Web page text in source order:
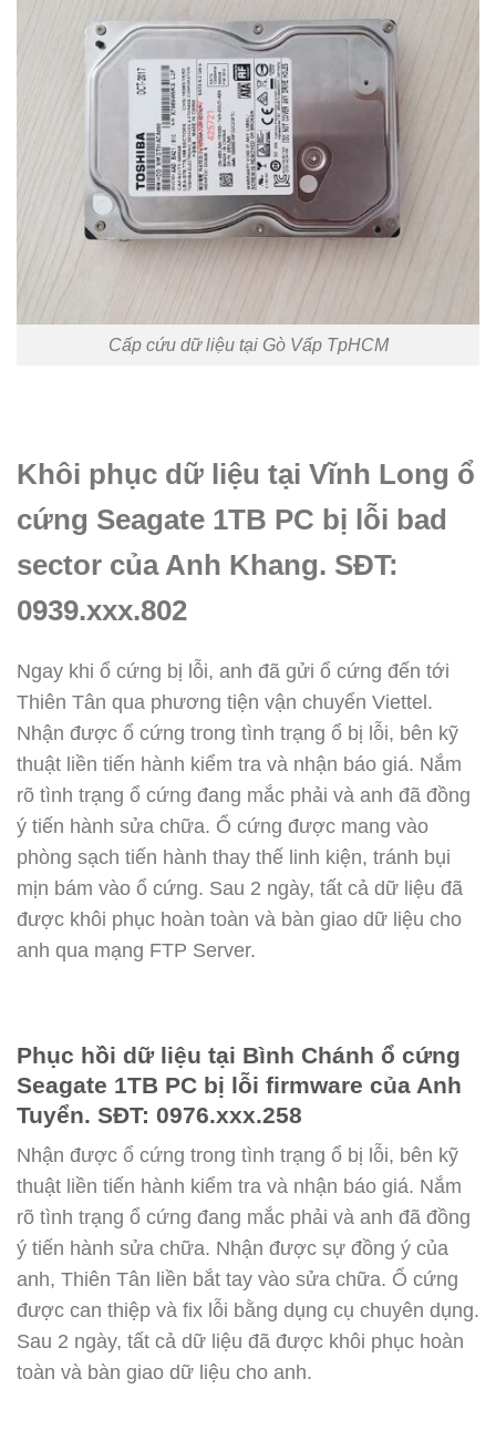
Cấp cứu dữ liệu tại Gò Vấp TpHCM
Khôi phục dữ liệu tại Vĩnh Long ổ
cứng Seagate 1TB PC bị lỗi bad
sector của Anh Khang. SĐT:
0939.xxx.802
Ngay khi ổ cứng bị lỗi, anh đã gửi ổ cứng đến tới
Thiên Tân qua phương tiện vận chuyển Viettel.
Nhận được ổ cứng trong tình trạng ổ bị lỗi, bên kỹ
thuật liền tiến hành kiểm tra và nhận báo giá. Nắm
rõ tình trạng ổ cứng đang mắc phải và anh đã đồng
ý tiến hành sửa chữa. Ổ cứng được mang vào
phòng sạch tiến hành thay thế linh kiện, tránh bụi
mịn bám vào ổ cứng. Sau 2 ngày, tất cả dữ liệu đã
được khôi phục hoàn toàn và bàn giao dữ liệu cho
anh qua mạng FTP Server.
Phục hồi dữ liệu tại Bình Chánh ổ cứng
Seagate 1TB PC bị lỗi firmware của Anh
Tuyển. SĐT: 0976.xxx.258
Nhận được ổ cứng trong tình trạng ổ bị lỗi, bên kỹ
thuật liền tiến hành kiểm tra và nhận báo giá. Nắm
rõ tình trạng ổ cứng đang mắc phải và anh đã đồng
ý tiến hành sửa chữa. Nhận được sự đồng ý của
anh, Thiên Tân liền bắt tay vào sửa chữa. Ổ cứng
được can thiệp và fix lỗi bằng dụng cụ chuyên dụng.
Sau 2 ngày, tất cả dữ liệu đã được khôi phục hoàn
toàn và bàn giao dữ liệu cho anh.